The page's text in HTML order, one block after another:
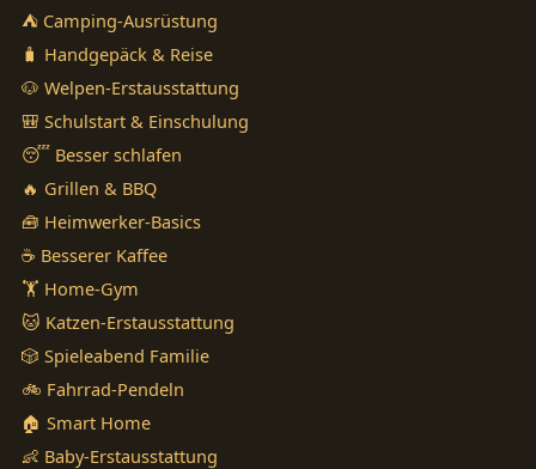
⛺ Camping-Ausrüstung
🧳 Handgepäck & Reise
🐶 Welpen-Erstausstattung
🎒 Schulstart & Einschulung
😴 Besser schlafen
🔥 Grillen & BBQ
🧰 Heimwerker-Basics
☕ Besserer Kaffee
🏋️ Home-Gym
🐱 Katzen-Erstausstattung
🎲 Spieleabend Familie
🚲 Fahrrad-Pendeln
🏠 Smart Home
👶 Baby-Erstausstattung